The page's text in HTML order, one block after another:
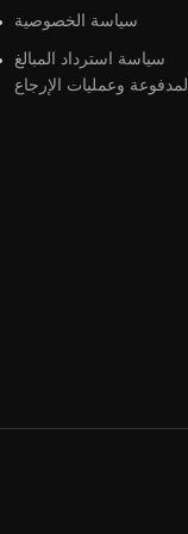
سياسة الخصوصية
سياسة استرداد المبالغ
المدفوعة وعمليات الإرجاع